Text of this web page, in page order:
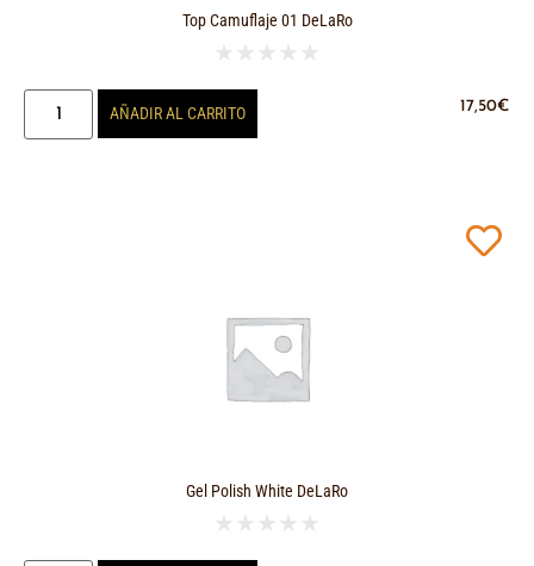
Top Camuflaje 01 DeLaRo
★ ★ ★ ★ ★
17,50€
AÑADIR AL CARRITO
Gel Polish White DeLaRo
★ ★ ★ ★ ★